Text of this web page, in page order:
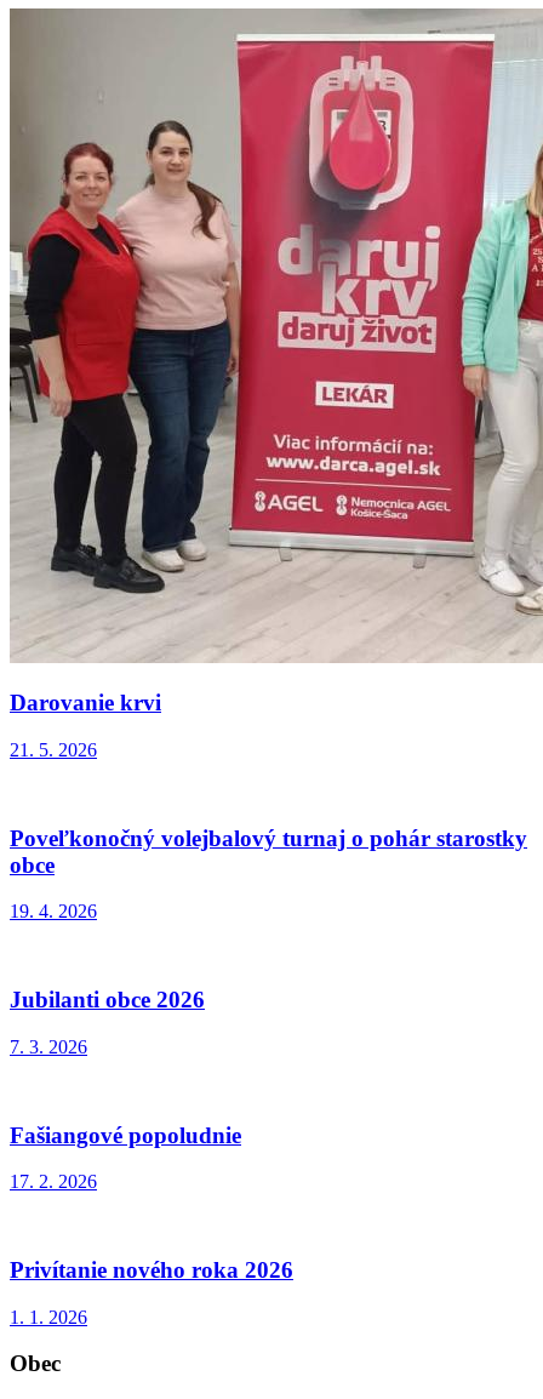
Darovanie krvi
21. 5. 2026
Poveľkonočný volejbalový turnaj o pohár starostky
obce
19. 4. 2026
Jubilanti obce 2026
7. 3. 2026
Fašiangové popoludnie
17. 2. 2026
Privítanie nového roka 2026
1. 1. 2026
Obec